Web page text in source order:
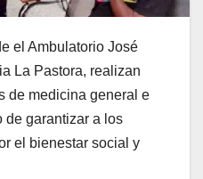
el Ambulatorio José
La Pastora, realizan
de medicina general e
de garantizar a los
el bienestar social y